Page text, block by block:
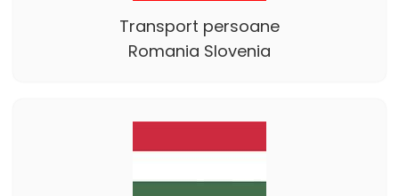
Transport persoane
Romania Slovenia